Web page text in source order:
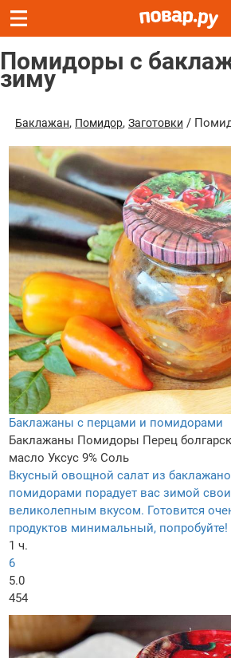
Помидоры с
зиму
Баклажан, Помидор, Заготовки /
Баклажаны с перцами и помидорами
Баклажаны Помидоры Перец
масло Уксус 9% Соль
Вкусный овощной салат из
помидорами порадует вас зимой
великолепным вкусом. Готовится
продуктов минимальный, попробуйте!
1 ч.
6
5.0
454